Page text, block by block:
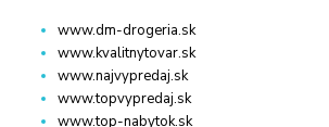
www.dm-drogeria.sk
www.kvalitnytovar.sk
www.najvypredaj.sk
www.topvypredaj.sk
www.top-nabytok.sk